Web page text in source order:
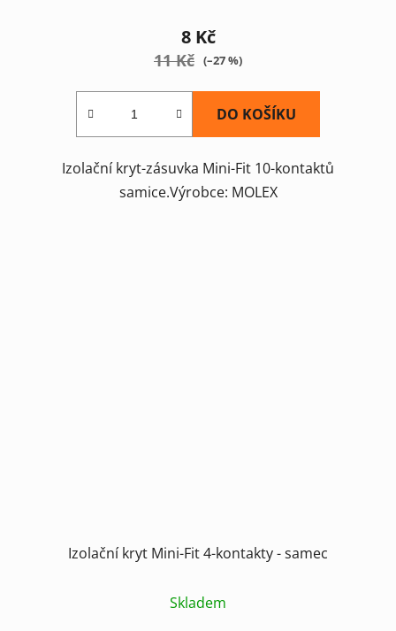
8 Kč
11 Kč (–27 %)
DO KOŠÍKU
Izolační kryt-zásuvka Mini-Fit 10-kontaktů
samice.Výrobce: MOLEX
Izolační kryt Mini-Fit 4-kontakty - samec
Skladem